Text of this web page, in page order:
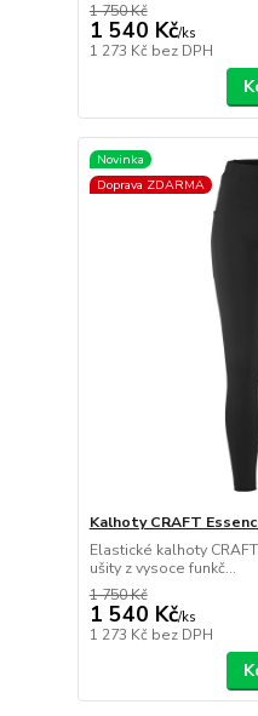
1 750 Kč
1 540 Kč/ks
1 273 Kč bez DPH
Novinka
Doprava ZDARMA
Kalhoty CRAFT
Elastické kalhoty
ušity z vysoce funkč...
1 750 Kč
1 540 Kč/ks
1 273 Kč bez DPH